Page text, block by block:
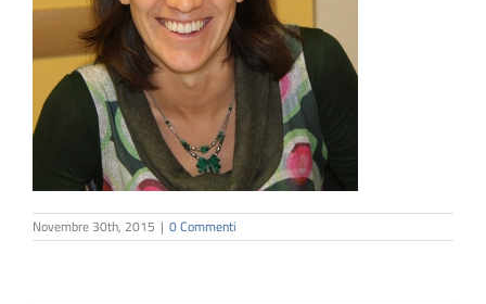
Novembre 30th, 2015 | 0 Commenti